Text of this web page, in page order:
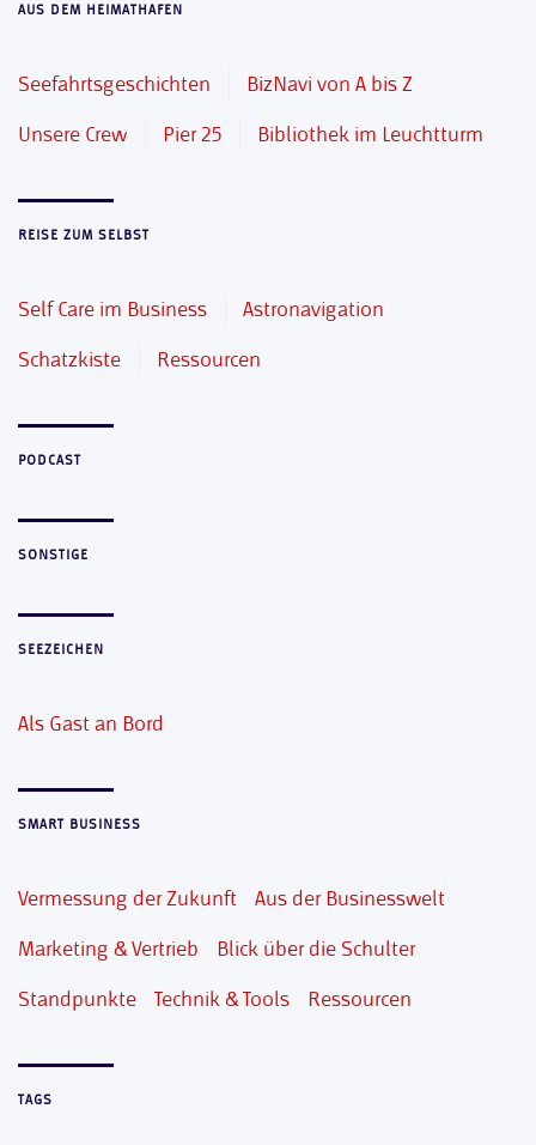
AUS DEM HEIMATHAFEN
Seefahrtsgeschichten BizNavi von A bis Z
Unsere Crew Pier 25 Bibliothek im Leuchtturm
REISE ZUM SELBST
Self Care im Business Astronavigation
Schatzkiste Ressourcen
PODCAST
SONSTIGE
SEEZEICHEN
Als Gast an Bord
SMART BUSINESS
Vermessung der Zukunft Aus der Businesswelt
Marketing & Vertrieb Blick über die Schulter
Standpunkte Technik & Tools Ressourcen
TAGS